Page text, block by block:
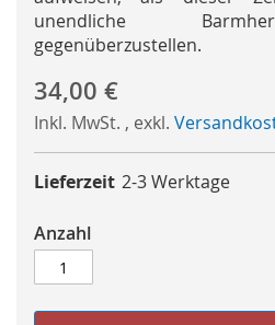
unendliche
gegenüberzustellen.
34,00 €
Inkl. MwSt. , exkl.
Lieferzeit 2-3 Werktage
Anzahl